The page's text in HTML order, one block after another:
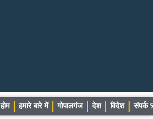
होम हमारे बारे में गोपालगंज देश विदेश संपर्क